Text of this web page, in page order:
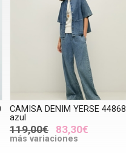
CAMISA DENIM YERSE 44868
azul
119,00€ 83,30€
más variaciones